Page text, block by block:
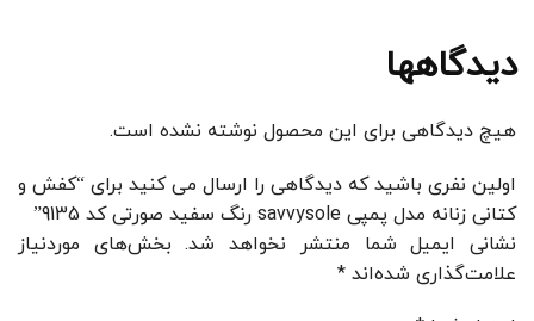
دیدگاهها
هیچ دیدگاهی برای این محصول نوشته نشده است.
اولین نفری باشید که دیدگاهی را ارسال می کنید برای “کفش و
کتانی زنانه مدل پمپی savvysole رنگ سفید صورتی کد 9135”
نشانی ایمیل شما منتشر نخواهد شد. بخش‌های موردنیاز
علامت‌گذاری شده‌اند *